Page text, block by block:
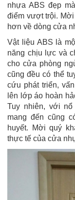
nhựa ABS đẹp
điểm vượt trội.
hơn về dòng cửa
Vật liệu ABS là
năng chịu lực và
cho cửa phòng
cũng đều có thể
cứu phát triển,
lên lớp áo hoàn
Tuy nhiên, với
mang đến cũng
huyết. Mời quý
thực tế của cửa